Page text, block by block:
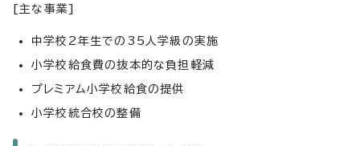
[主な事業]
中学校2年生での35人学級の実施
小学校給食費の抜本的な負担軽減
プレミアム小学校給食の提供
小学校統合校の整備